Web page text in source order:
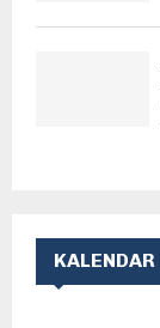
KALENDAR